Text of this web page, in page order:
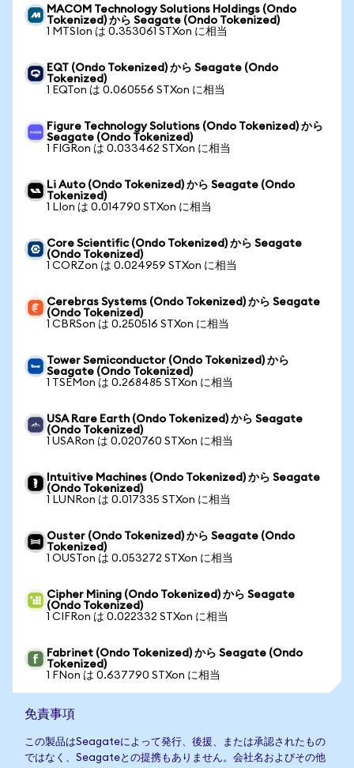
MACOM Technology Solutions Holdings (Ondo
Tokenized) から Seagate (Ondo Tokenized)
1 MTSIon は 0.353061 STXon に相当
EQT (Ondo Tokenized) から Seagate (Ondo
Tokenized)
1 EQTon は 0.060556 STXon に相当
Figure Technology Solutions (Ondo Tokenized) から
Seagate (Ondo Tokenized)
1 FIGRon は 0.033462 STXon に相当
Li Auto (Ondo Tokenized) から Seagate (Ondo
Tokenized)
1 LIon は 0.014790 STXon に相当
Core Scientific (Ondo Tokenized) から Seagate
(Ondo Tokenized)
1 CORZon は 0.024959 STXon に相当
Cerebras Systems (Ondo Tokenized) から Seagate
(Ondo Tokenized)
1 CBRSon は 0.250516 STXon に相当
Tower Semiconductor (Ondo Tokenized) から
Seagate (Ondo Tokenized)
1 TSEMon は 0.268485 STXon に相当
USA Rare Earth (Ondo Tokenized) から Seagate
(Ondo Tokenized)
1 USARon は 0.020760 STXon に相当
Intuitive Machines (Ondo Tokenized) から Seagate
(Ondo Tokenized)
1 LUNRon は 0.017335 STXon に相当
Ouster (Ondo Tokenized) から Seagate (Ondo
Tokenized)
1 OUSTon は 0.053272 STXon に相当
Cipher Mining (Ondo Tokenized) から Seagate
(Ondo Tokenized)
1 CIFRon は 0.022332 STXon に相当
Fabrinet (Ondo Tokenized) から Seagate (Ondo
Tokenized)
1 FNon は 0.637790 STXon に相当
免責事項
この製品はSeagateによって発行、後援、または承認されたもの
ではなく、Seagateとの提携もありません。会社名およびその他